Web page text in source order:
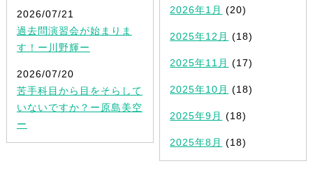
2026/07/21
過去問演習会が始まりま
す！ー川野輝ー
2026/07/20
苦手科目から目をそらして
いないですか？ー原島美空
ー
2026年1月 (20)
2025年12月 (18)
2025年11月 (17)
2025年10月 (18)
2025年9月 (18)
2025年8月 (18)